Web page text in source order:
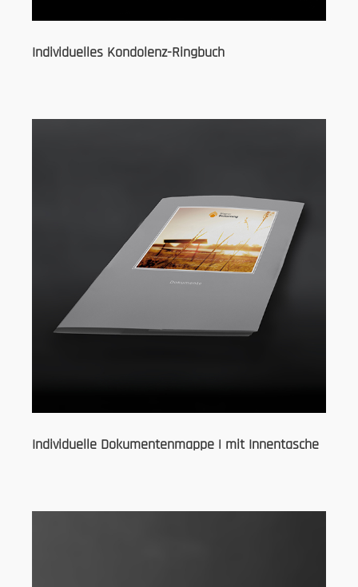
Individuelles Kondolenz-Ringbuch
Individuelle Dokumentenmappe | mit Innentasche